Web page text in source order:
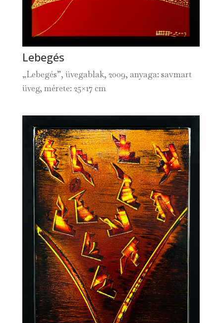
Lebegés
„Lebegés”, üvegablak, 2009, anyaga: savmart
üveg, mérete: 25×17 cm